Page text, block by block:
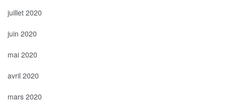
juillet 2020
juin 2020
mai 2020
avril 2020
mars 2020